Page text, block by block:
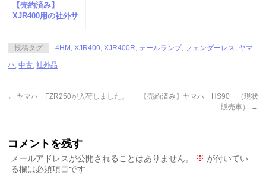
【売約済み】
XJR400用の社外サ
投稿タグ 4HM ,XJR400,XJR400R, テールランプ, フェンダーレス, ヤマ
ハ,中古,社外品
← ヤマハ FZR250が入荷しました。
【売約済み】ヤマハ HS90 （現状
販売車）
→
コメントを残す
メールアドレスが公開されることはありません。 ※ が付いてい
る欄は必須項目です